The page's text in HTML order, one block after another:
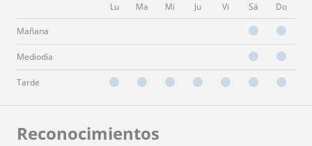
Lu Ma Mi Ju Vi Sá Do
Mañana
Mediodía
Tarde
Reconocimientos